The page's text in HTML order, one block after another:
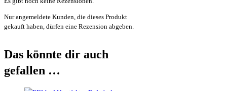
Nur angemeldete Kunden, die dieses Produkt
gekauft haben, dürfen eine Rezension abgeben.
Das könnte dir auch
gefallen …